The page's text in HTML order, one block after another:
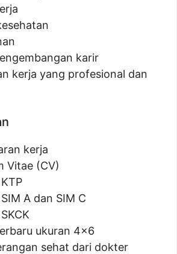
karir
kerja yang profesional dan
kerja
Vitae (CV)
A dan SIM C
ukuran 4×6
sehat dari dokter